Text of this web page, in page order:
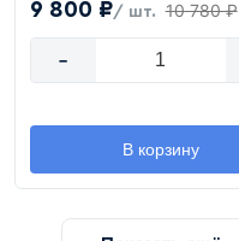
9 800 ₽/ шт. 10 780 ₽
-
В корзину